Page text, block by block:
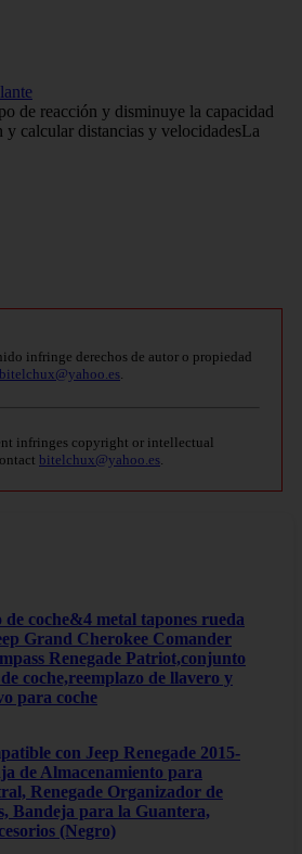
de reacción y disminuye la capacidad
y calcular distancias y velocidadesLa
infringe derechos de autor o propiedad
bitelchux@yahoo.es
infringes copyright or intellectual
bitelchux@yahoo.es
coche&4 metal tapones rueda
Grand Cherokee Comander
Renegade Patriot,conjunto
coche,reemplazo de llavero y
para coche
con Jeep Renegade 2015-
de Almacenamiento para
Renegade Organizador de
Bandeja para la Guantera,
(Negro)